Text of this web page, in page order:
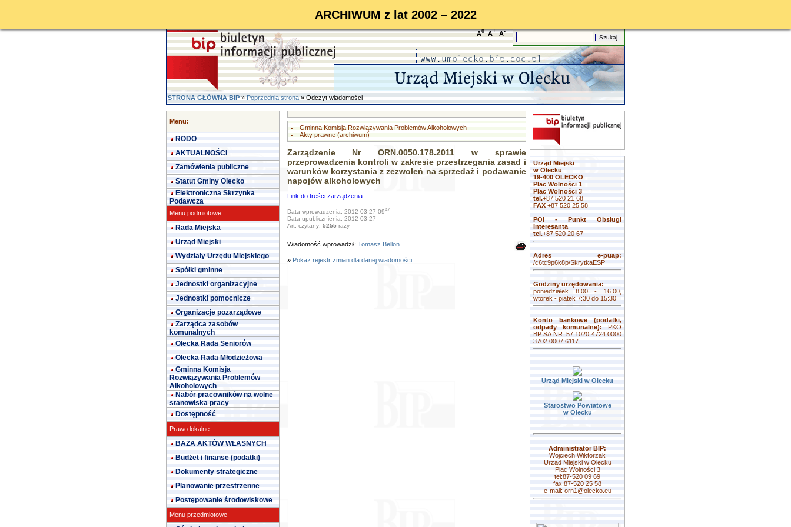
ARCHIWUM z lat 2002 – 2022
A0 A+ A-
STRONA GŁÓWNA BIP»Poprzednia strona» Odczyt wiadomości
Menu:
RODO
AKTUALNOŚCI
Zamówienia publiczne
Statut Gminy Olecko
Elektroniczna Skrzynka
Podawcza
Menu podmiotowe
Rada Miejska
Urząd Miejski
Wydziały Urzędu Miejskiego
Spółki gminne
Jednostki organizacyjne
Jednostki pomocnicze
Organizacje pozarządowe
Zarządca zasobów
komunalnych
Olecka Rada Seniorów
Olecka Rada Młodzieżowa
Gminna Komisja
Rozwiązywania Problemów
Alkoholowych
Nabór pracowników na wolne
stanowiska pracy
Dostępność
Prawo lokalne
BAZA AKTÓW WŁASNYCH
Budżet i finanse (podatki)
Dokumenty strategiczne
Planowanie przestrzenne
Postępowanie środowiskowe
Menu przedmiotowe
Gminna Komisja Rozwiązywania Problemów Alkoholowych
Akty prawne (archiwum)
Zarządzenie Nr ORN.0050.178.2011 w sprawie
przeprowadzenia kontroli w zakresie przestrzegania zasad i
warunków korzystania z zezwoleń na sprzedaż i podawanie
napojów alkoholowych
Link do treści zarządzenia
Data wprowadzenia: 2012-03-27 0947
Data upublicznienia: 2012-03-27
Art. czytany: 5255razy
Wiadomość wprowadził: Tomasz Bellon
» Pokaż rejestr zmian dla danej wiadomości
Urząd Miejski
w Olecku
19-400 OLECKO
Plac Wolności 1
Plac Wolności 3
tel.+87 520 21 68
FAX +87 520 25 58
POI - Punkt Obsługi
Interesanta
tel.+87 520 20 67
Adres e-puap:
/c6tc9p6k8p/SkrytkaESP
Godziny urzędowania:
poniedziałek 8.00 - 16.00,
wtorek - piątek 7:30 do 15:30
Konto bankowe (podatki,
odpady komunalne): PKO
BP SA NR: 57 1020 4724 0000
3702 0007 6117
Urząd Miejski w Olecku
Starostwo Powiatowe
w Olecku
Administrator BIP:
Wojciech Wiktorzak
Urząd Miejski w Olecku
Plac Wolności 3
tel:87-520 09 69
fax:87-520 25 58
e-mail: orn1@olecko.eu